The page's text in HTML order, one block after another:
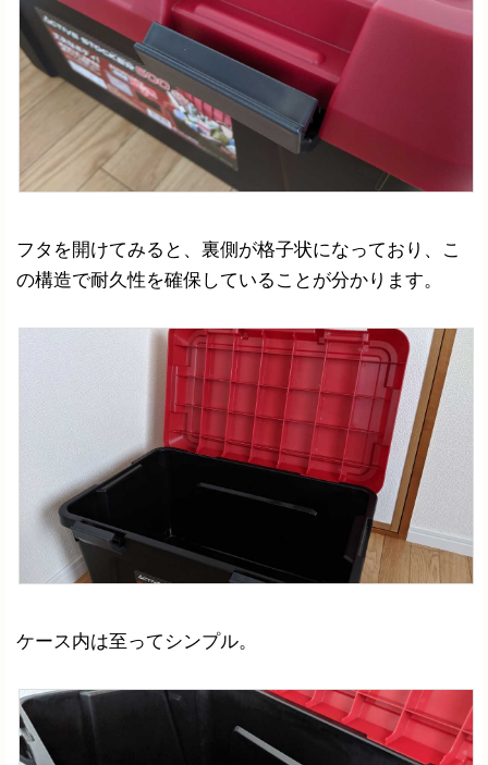
フタを開けてみると、裏側が格子状になっており、こ
の構造で耐久性を確保していることが分かります。
ケース内は至ってシンプル。